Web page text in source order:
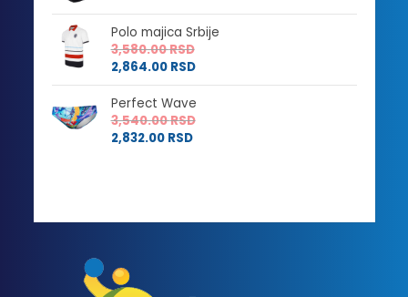
Polo majica Srbije
3,580.00RSD
2,864.00 RSD
Perfect Wave
3,540.00RSD
2,832.00 RSD